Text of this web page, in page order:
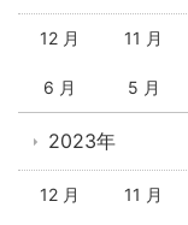
12 月 11 月
6 月 5 月
2023年
12 月 11 月